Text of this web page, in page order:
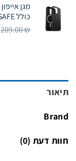
מגן אייפון 16
כולל MAGSAFE
209.00₪
תיאור
Brand
חוות דעת (0)